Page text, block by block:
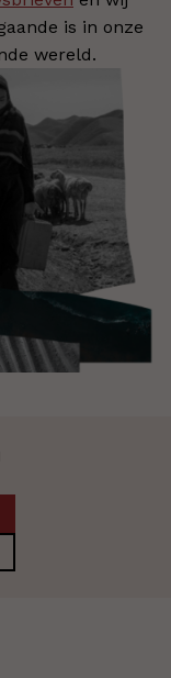
is in onze
wereld.